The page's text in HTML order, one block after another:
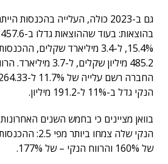
גם ב-2023 כולה, העלייה
485.2 מיליון שקלים,
הנקי גדל ב-11% ל-191.2 מיליון.
בוואן מציינים כי בחמש השנים
הנקי שלה צמחו
של 160% והרווח הנקי – של 177%.